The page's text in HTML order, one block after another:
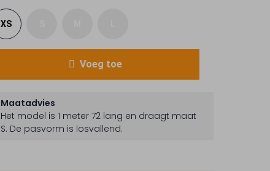
XS
Voeg toe
Maatadvies
Het model is 1 meter 72 lang en draagt maat
S. De pasvorm is losvallend.